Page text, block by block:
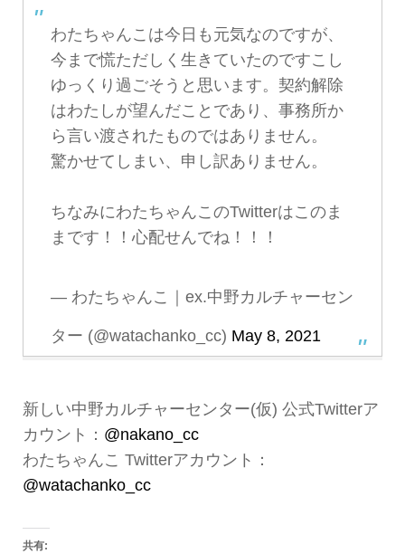
わたちゃんこは今日も元気なのですが、
今まで慌ただしく生きていたのですこし
ゆっくり過ごそうと思います。契約解除
はわたしが望んだことであり、事務所か
ら言い渡されたものではありません。
驚かせてしまい、申し訳ありません。
ちなみにわたちゃんこのTwitterはこのま
まです！！心配せんでね！！！
— わたちゃんこ｜ex.中野カルチャーセン
ター (@watachanko_cc) May 8, 2021
新しい中野カルチャーセンター(仮) 公式Twitterア
カウント： @nakano_cc
わたちゃんこ Twitterアカウント：
@watachanko_cc
共有: